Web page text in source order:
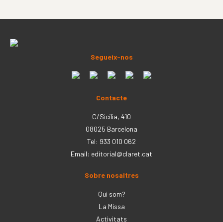
Segueix-nos
Contacte
C/Sicília, 410
08025 Barcelona
Tel: 933 010 062
Email: editorial@claret.cat
Sobre nosaltres
Qui som?
La Missa
Activitats